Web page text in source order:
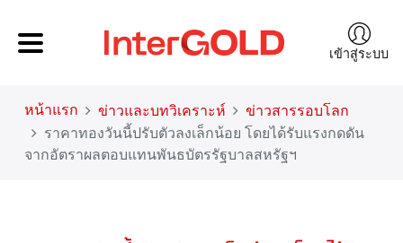
เข้าสู่ระบบ
หน้าแรก ข่าวและบทวิเคราะห์
ข่าวสารรอบโลก
ราคาทองวันนี้ปรับตัวลงเล็กน้อย โดยได้รับแรงกดดัน
จากอัตราผลตอบแทนพันธบัตรรัฐบาลสหรัฐฯ